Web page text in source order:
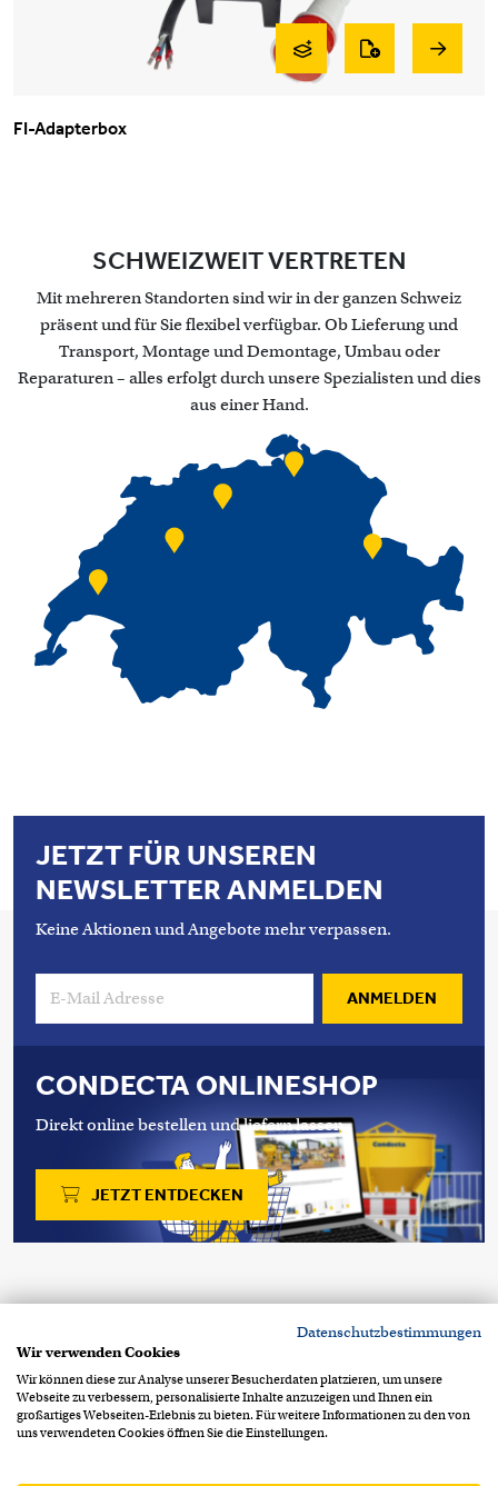
FI-Adapterbox
SCHWEIZWEIT VERTRETEN
Mit mehreren Standorten sind wir in der ganzen Schweiz
präsent und für Sie flexibel verfügbar. Ob Lieferung und
Transport, Montage und Demontage, Umbau oder
Reparaturen – alles erfolgt durch unsere Spezialisten und dies
aus einer Hand.
JETZT FÜR UNSEREN
NEWSLETTER ANMELDEN
Keine Aktionen und Angebote mehr verpassen.
ANMELDEN
CONDECTA ONLINESHOP
Direkt online bestellen und liefern lassen.
JETZT ENTDECKEN
CH-8409 Winterthur
Footer Info MenuDatenschutzerklärung
Impressum
Datenschutzbestimmungen
Wir verwenden Cookies
Wir können diese zur Analyse unserer Besucherdaten platzieren, um unsere
Webseite zu verbessern, personalisierte Inhalte anzuzeigen und Ihnen ein
großartiges Webseiten-Erlebnis zu bieten. Für weitere Informationen zu den von
uns verwendeten Cookies öffnen Sie die Einstellungen.